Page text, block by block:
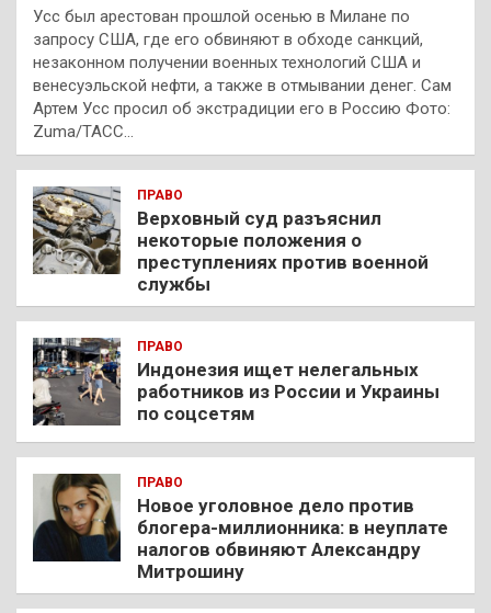
Усс был арестован прошлой осенью в Милане по
запросу США, где его обвиняют в обходе санкций,
незаконном получении военных технологий США и
венесуэльской нефти, а также в отмывании денег. Сам
Артем Усс просил об экстрадиции его в Россию Фото:
Zuma/ТАСС…
ПРАВО
Верховный суд разъяснил
некоторые положения о
преступлениях против военной
службы
ПРАВО
Индонезия ищет нелегальных
работников из России и Украины
по соцсетям
ПРАВО
Новое уголовное дело против
блогера-миллионника: в неуплате
налогов обвиняют Александру
Митрошину